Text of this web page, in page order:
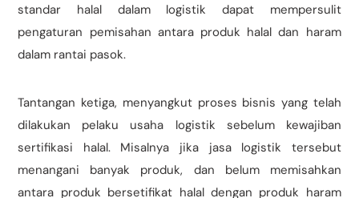
standar halal dalam logistik dapat mempersulit
pengaturan pemisahan antara produk halal dan haram
dalam rantai pasok.
Tantangan ketiga, menyangkut proses bisnis yang telah
dilakukan pelaku usaha logistik sebelum kewajiban
sertifikasi halal. Misalnya jika jasa logistik tersebut
menangani banyak produk, dan belum memisahkan
antara produk bersetifikat halal dengan produk haram